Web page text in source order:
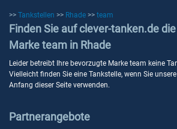
>> Tankstellen >> Rhade >> team
Finden Sie auf clever-tanken.de
Marke team in Rhade
Leider betreibt Ihre bevorzugte Marke team keine
Vielleicht finden Sie eine Tankstelle, wenn Sie
Anfang dieser Seite verwenden.
Partnerangebote